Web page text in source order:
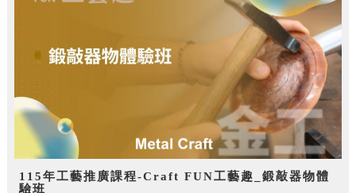
115年工藝推廣課程-Craft FUN工藝趣_鍛敲器物體
驗班